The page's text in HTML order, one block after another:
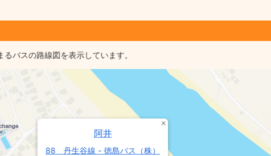
バスの路線図を表示しています。
阿井
88 丹生谷線 - 徳島バス（株）